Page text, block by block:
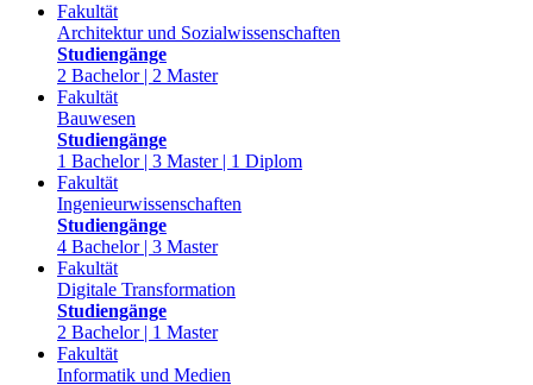
Fakultät
Architektur und Sozialwissenschaften
Studiengänge
2 Bachelor | 2 Master
Fakultät
Bauwesen
Studiengänge
1 Bachelor | 3 Master | 1 Diplom
Fakultät
Ingenieurwissenschaften
Studiengänge
4 Bachelor | 3 Master
Fakultät
Digitale Transformation
Studiengänge
2 Bachelor | 1 Master
Fakultät
Informatik und Medien